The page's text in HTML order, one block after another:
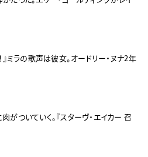
』ミラの歌声は彼女。オードリー・ヌナ2年
がついていく。『スターヴ・エイカー 召